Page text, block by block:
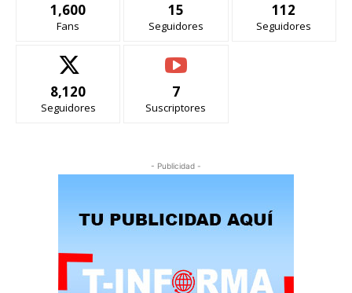
1,600
Fans
15
Seguidores
112
Seguidores
8,120
Seguidores
7
Suscriptores
- Publicidad -